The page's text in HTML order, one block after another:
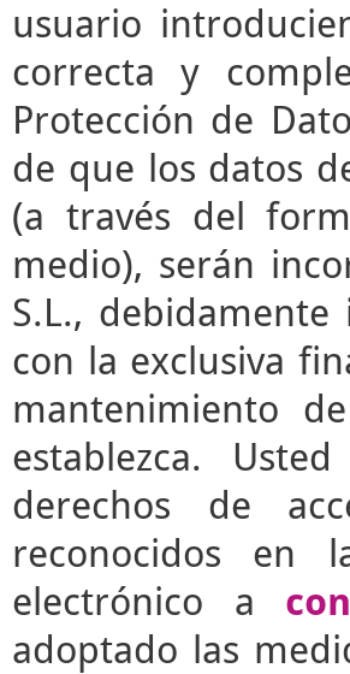
usuario
correcta y
Protección de
de que los datos
(a través del
medio), serán
S.L.,
con la exclusiva
mantenimiento
establezca.
derechos de
reconocidos en
electrónico a
adoptado las